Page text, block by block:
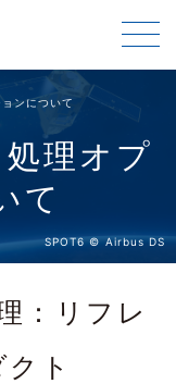
ンについて
理オプ
て
SPOT6 © Airbus DS
：リフレ
ト